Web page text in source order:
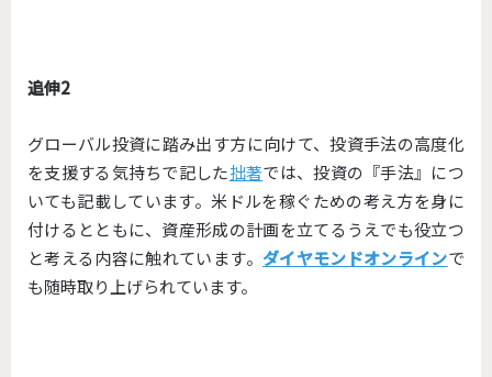
追伸2
グローバル投資に踏み出す方に向けて、投資手法の高度化
を支援する気持ちで記した拙著では、投資の『手法』につ
いても記載しています。米ドルを稼ぐための考え方を身に
付けるとともに、 資産形成の計画を立てるうえでも役立つ
と考える内容に触れています。 ダイヤモンドオンラインで
も随時取り上げられています。